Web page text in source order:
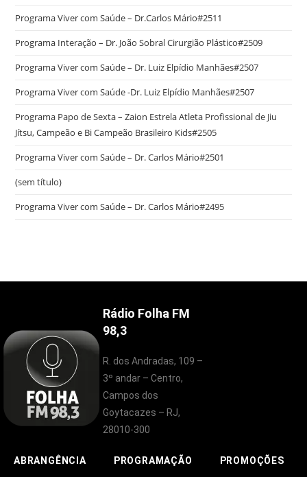
Programa Viver com Saúde – Dr.Carlos Mário#2511
Programa Interação – Dr. João Sobral Cirurgião Plástico#2509
Programa Viver com Saúde – Dr. Luiz Elpídio Manhães#2507
Programa Viver com Saúde -Dr. Luiz Elpídio Manhães#2507
Programa Papo de Sexta – Zaion Estrela Atleta Profissional de Jiu
Jítsu, Campeão e Bi Campeão Brasileiro Kids#2505
Programa Viver com Saúde – Dr. Carlos Mário#2501
(sem título)
Programa Viver com Saúde – Dr. Carlos Mário#2495
Rádio Folha FM
98,3
R. dos Andradas, 109 –
3º andar – Centro,
Campos dos
Goytacazes – RJ,
28010-300
ABRANGÊNCIA PROGRAMAÇÃO PROMOÇÕES